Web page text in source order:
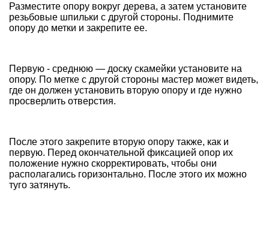
Разместите опору вокруг дерева, а затем установите
резьбовые шпильки с другой стороны. Поднимите
опору до метки и закрепите ее.
Первую - среднюю — доску скамейки установите на
опору. По метке с другой стороны мастер может видеть,
где он должен установить вторую опору и где нужно
просверлить отверстия.
После этого закрепите вторую опору также, как и
первую. Перед окончательной фиксацией опор их
положение нужно скорректировать, чтобы они
располагались горизонтально. После этого их можно
туго затянуть.